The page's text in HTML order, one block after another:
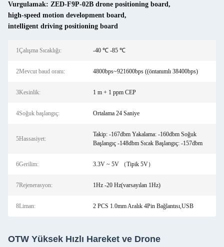
Vurgulamak: ZED-F9P-02B drone positioning board,
high-speed motion development board,
intelligent driving positioning board
1Çalışma Sıcaklığı: -40 ℃ -85 ℃
2Mevcut baud oranı: 4800bps~921600bps ((öntanımlı 38400bps)
3Kesinlik: 1 m + 1 ppm CEP
4Soğuk başlangıç: Ortalama 24 Saniye
5Hassasiyet:
Takip: -167dbm Yakalama: -160dbm Soğuk
Başlangıç -148dbm Sıcak Başlangıç: -157dbm
6Gerilim: 3.3V ~ 5V （Tipik 5V）
7Rejenerasyon: 1Hz -20 Hz(varsayılan 1Hz)
8Liman: 2 PCS 1.0mm Aralık 4Pin Bağlantısı,USB
OTW Yüksek Hızlı Hareket ve Drone